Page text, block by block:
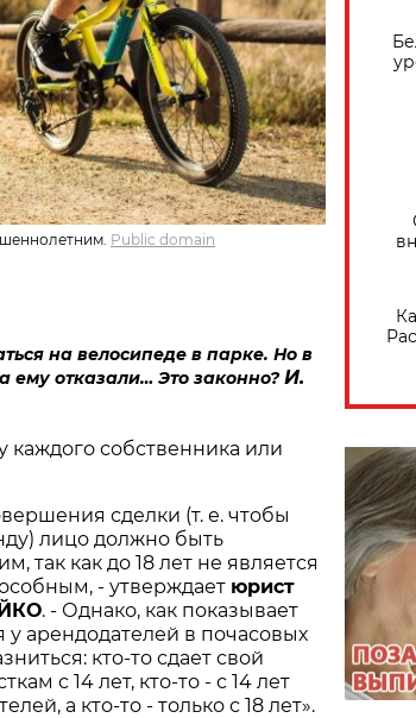
Public domain
на велосипеде в парке. Но в
ему отказали… Это законно?И.
каждого собственника или
сделки (т. е. чтобы
лицо должно быть
так как до 18 лет не является
- утверждает юрист
. - Однако, как показывает
у арендодателей в почасовых
кто-то сдает свой
с 14 лет, кто-то - с 14 лет
а кто-то - только с 18 лет».